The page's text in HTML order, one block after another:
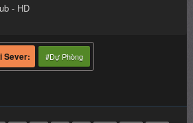
6 7 8 9